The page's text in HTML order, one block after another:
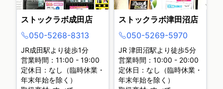
ストックラボ成田店
050-5268-8313
JR成田駅より徒歩1分
営業時間：11:00 - 19:00
定休日：なし（臨時休業・
年末年始を除く）
ストックラボ津田沼店
050-5269-5970
JR 津田沼駅より徒歩5分
営業時間：10:00 - 20:00
定休日：なし（臨時休業・
年末年始を除く）